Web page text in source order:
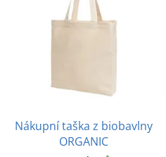
Nákupní taška z biobavlny
ORGANIC